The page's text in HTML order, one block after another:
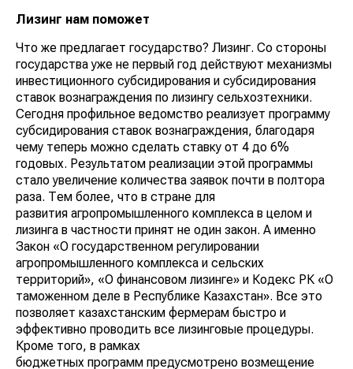
Лизинг нам поможет
Что же предлагает государство? Лизинг. Со стороны
государства уже не первый год действуют механизмы
инвестиционного субсидирования и субсидирования
ставок вознаграждения по лизингу сельхозтехники.
Сегодня профильное ведомство реализует программу
субсидирования ставок вознаграждения, благодаря
чему теперь можно сделать ставку от 4 до 6%
годовых. Результатом реализации этой программы
стало увеличение количества заявок почти в полтора
раза. Тем более, что в стране для
развития агропромышленного комплекса в целом и
лизинга в частности принят не один закон. А именно
Закон «О государственном регулировании
агропромышленного комплекса и сельских
территорий», «О финансовом лизинге» и Кодекс РК «О
таможенном деле в Республике Казахстан». Все это
позволяет казахстанским фермерам быстро и
эффективно проводить все лизинговые процедуры.
Кроме того, в рамках
бюджетных программ предусмотрено возмещение